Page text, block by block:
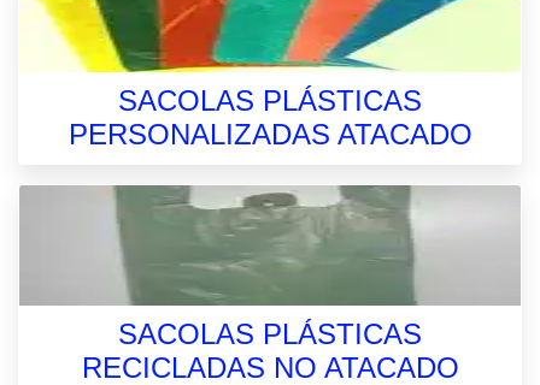
SACOLAS PLÁSTICAS
PERSONALIZADAS ATACADO
SACOLAS PLÁSTICAS
RECICLADAS NO ATACADO